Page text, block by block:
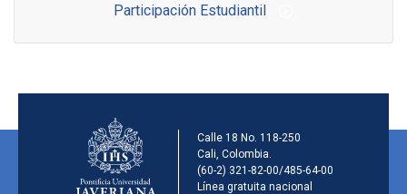
Participación Estudiantil
Información de la
Calle 18 No. 118-250
Cali, Colombia.
(60-2) 321-82-00/485-64-00
Línea gratuita nacional